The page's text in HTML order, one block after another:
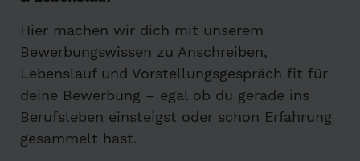
Hier machen wir dich mit unserem
Bewerbungswissen zu Anschreiben,
Lebenslauf und Vorstellungsgespräch fit für
deine Bewerbung – egal ob du gerade ins
Berufsleben einsteigst oder schon Erfahrung
gesammelt hast.